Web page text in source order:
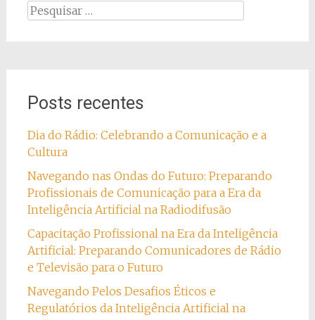
Pesquisar
por:
Posts recentes
Dia do Rádio: Celebrando a Comunicação e a
Cultura
Navegando nas Ondas do Futuro: Preparando
Profissionais de Comunicação para a Era da
Inteligência Artificial na Radiodifusão
Capacitação Profissional na Era da Inteligência
Artificial: Preparando Comunicadores de Rádio
e Televisão para o Futuro
Navegando Pelos Desafios Éticos e
Regulatórios da Inteligência Artificial na